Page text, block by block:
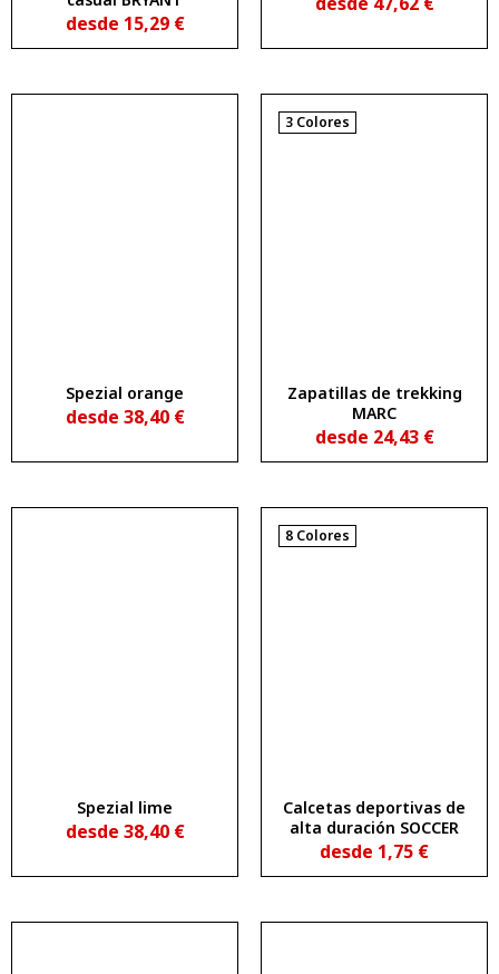
desde 15,29 €
Spezial orange
desde 38,40 €
3 Colores
Zapatillas de trekking
MARC
desde 24,43 €
Spezial lime
desde 38,40 €
8 Colores
Calcetas deportivas de
alta duración SOCCER
desde 1,75 €